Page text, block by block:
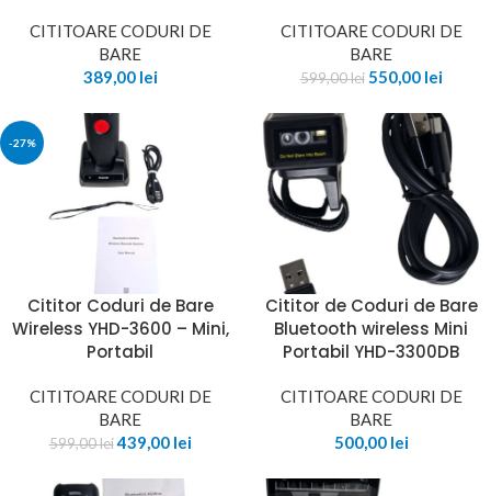
CITITOARE CODURI DE
BARE
389,00 lei
CITITOARE CODURI DE
BARE
599,00lei 550,00 lei
-27%
Cititor Coduri de Bare
Wireless YHD-3600 – Mini,
Portabil
CITITOARE CODURI DE
BARE
599,00lei439,00 lei
Cititor de Coduri de Bare
Bluetooth wireless Mini
Portabil YHD-3300DB
CITITOARE CODURI DE
BARE
500,00 lei